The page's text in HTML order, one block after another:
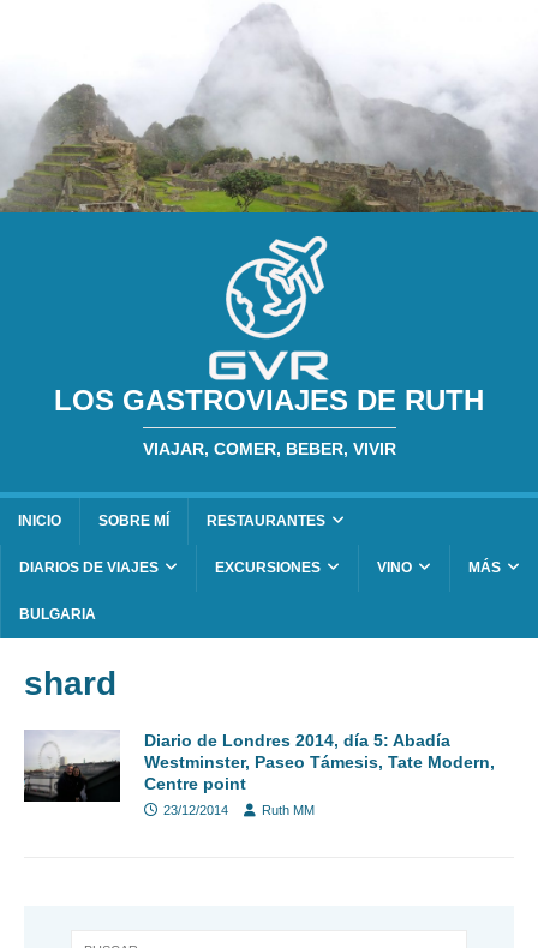
LOS GASTROVIAJES DE RUTH
VIAJAR, COMER, BEBER, VIVIR
INICIO SOBRE MÍ RESTAURANTES
DIARIOS DE VIAJES EXCURSIONES VINO MÁS
BULGARIA
shard
Diario de Londres 2014, día 5: Abadía
Westminster, Paseo Támesis, Tate Modern,
Centre point
23/12/2014 Ruth MM